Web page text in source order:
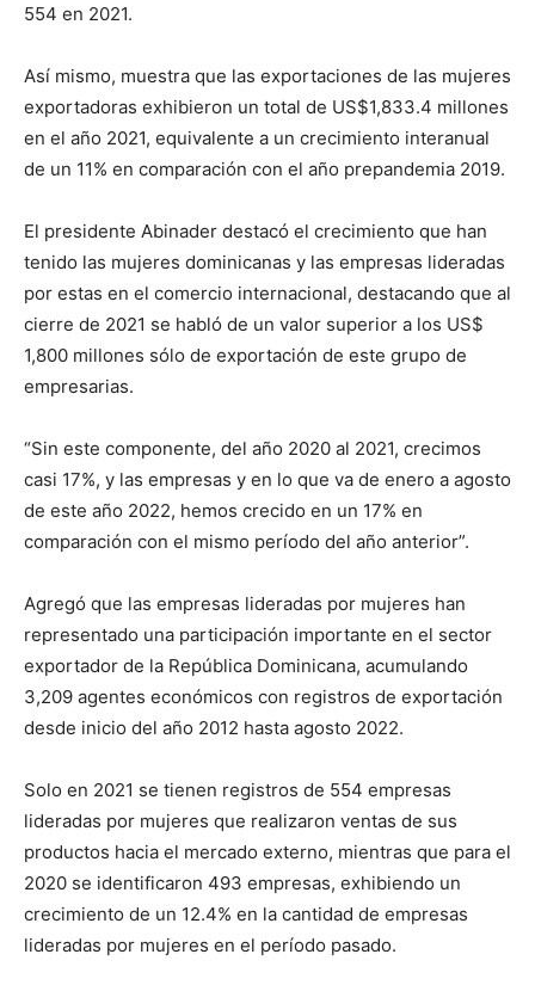
554 en 2021.
Así mismo, muestra que las exportaciones de las mujeres
exportadoras exhibieron un total de US$1,833.4 millones
en el año 2021, equivalente a un crecimiento interanual
de un 11% en comparación con el año prepandemia 2019.
El presidente Abinader destacó el crecimiento que han
tenido las mujeres dominicanas y las empresas lideradas
por estas en el comercio internacional, destacando que al
cierre de 2021 se habló de un valor superior a los US$
1,800 millones sólo de exportación de este grupo de
empresarias.
“Sin este componente, del año 2020 al 2021, crecimos
casi 17%, y las empresas y en lo que va de enero a agosto
de este año 2022, hemos crecido en un 17% en
comparación con el mismo período del año anterior”.
Agregó que las empresas lideradas por mujeres han
representado una participación importante en el sector
exportador de la República Dominicana, acumulando
3,209 agentes económicos con registros de exportación
desde inicio del año 2012 hasta agosto 2022.
Solo en 2021 se tienen registros de 554 empresas
lideradas por mujeres que realizaron ventas de sus
productos hacia el mercado externo, mientras que para el
2020 se identificaron 493 empresas, exhibiendo un
crecimiento de un 12.4% en la cantidad de empresas
lideradas por mujeres en el período pasado.